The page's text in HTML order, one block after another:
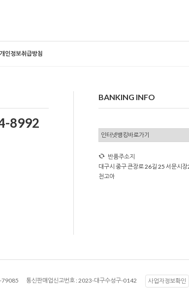
개인정보취급방침
8992
BANKING INFO
반품주소지
대구시 중구 큰장로 26길 25 서문시
천고아
79085 통신판매업신고번호 : 2023-대구수성구-0142 사업자정보확인